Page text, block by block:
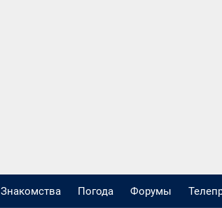
Знакомства Погода Форумы